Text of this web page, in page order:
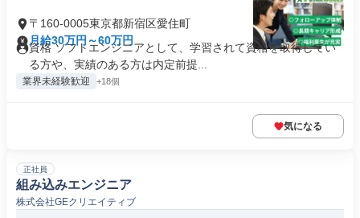
〒160-0005東京都新宿区愛住町
月給30万円～60万円
資格 ソフトエンジニアとして、学習されて資格を取得してい
る方や、実績のある方は内定前提...
業界未経験歓迎 +18個
気になる
正社員
組み込みエンジニア
株式会社GEクリエイティブ